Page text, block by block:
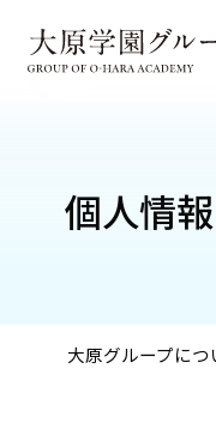
個人情
大原グループにつ